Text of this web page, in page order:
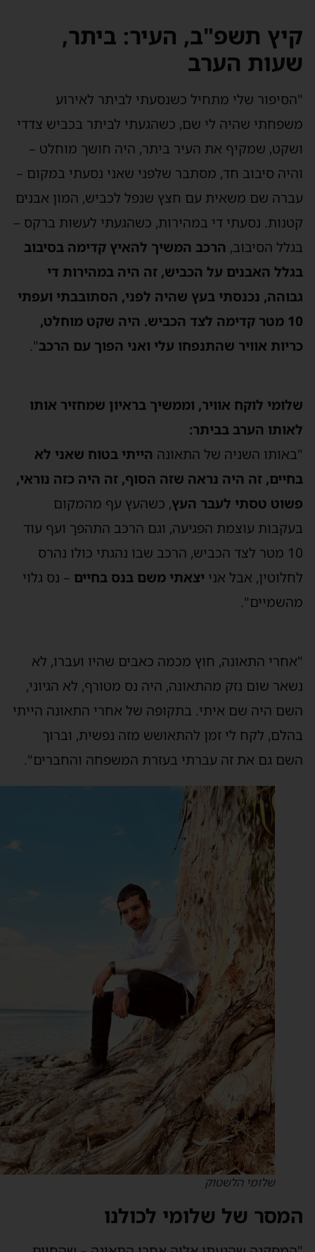
תשפ"ב, העיר: ביתר,
הערב
שלי מתחיל כשנסעתי לביתר לאירוע
שהיה לי שם, כשהגעתי לביתר בכביש צדדי
שמקיף את העיר ביתר, היה חושך מוחלט –
סיבוב חד, מסתבר שלפני שאני נסעתי במקום –
שם משאית עם חצץ שנפל לכביש, המון אבנים
נסעתי די במהירות, כשהגעתי לעשות ברקס –
הסיבוב,הרכב המשיך להאיץ קדימה בסיבוב
האבנים על הכביש, זה היה במהירות די
נכנסתי בעץ שהיה לפני, הסתובבתי ועפתי
10 מטר קדימה לצד הכביש. היה שקט מוחלט,
אוויר שהתנפחו עלי ואני הפוך עם הרכב".
לוקח אוויר, וממשיך בראיון שמחזיר אותו
הערב בביתר:
השניה של התאונההייתי בטוח שאני לא
זה היה נראה שזה הסוף, זה היה כזה נוראי,
טסתי לעבר העץ, כשהעץ עף מהמקום
עוצמת הפגיעה, וגם הרכב התהפך ועף עוד
10 מטר לצד הכביש, הרכב שבו נהגתי כולו נהרס
אבל אנייצאתי משם בנס בחיים– נס גלוי
התאונה, חוץ מכמה כאבים שהיו ועברו, לא
שום נזק מהתאונה, היה נס מטורף, לא הגיוני,
היה שם איתי. בתקופה של אחרי התאונה הייתי
לקח לי זמן להתאושש מזה נפשית, וברוך
גם את זה עברתי בעזרת המשפחה והחברים".
שלומי הלשטוק
של שלומי לכולנו